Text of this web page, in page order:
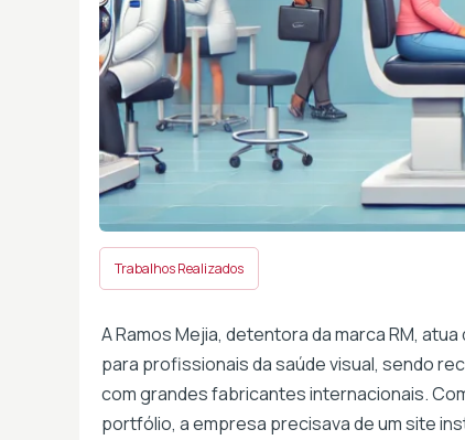
Trabalhos Realizados
A Ramos Mejia, detentora da marca RM,
para profissionais da saúde visual, sendo
com grandes fabricantes internacionais.
portfólio, a empresa precisava de um site